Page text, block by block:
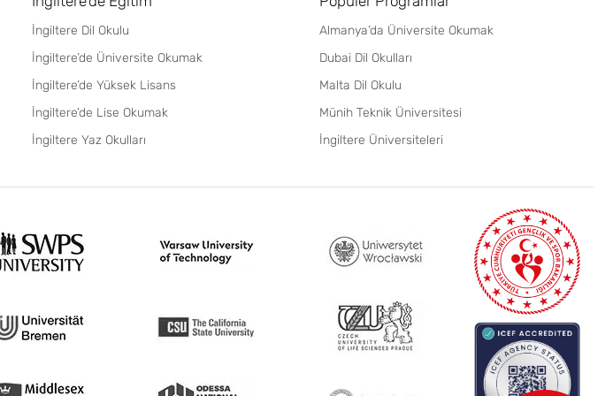
İngiltere Dil Okulu
İngiltere’de Üniversite Okumak
İngiltere’de Yüksek Lisans
İngiltere’de Lise Okumak
İngiltere Yaz Okulları
Almanya’da Üniversite Okumak
Dubai Dil Okulları
Malta Dil Okulu
Münih Teknik Üniversitesi
İngiltere Üniversiteleri